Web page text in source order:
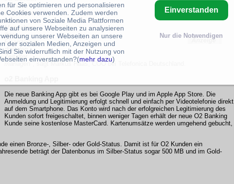
und die Art
und Weise,
wie
Menschen
ihre
Finanzen im
digitalen
Zeitalter
managen", sagt Markus Haas, COO bei Telefonica Deutschland.
Die neue Banking App gibt es bei Google Play und im Apple App Store. Die
Anmeldung und Legitimierung erfolgt schnell und einfach per Videotelefonie direkt
auf dem Smartphone. Das Konto wird nach der erfolgreichen Legitimierung des
Kunden sofort freigeschaltet, binnen weniger Tagen erhält der neue O2 Banking
Kunde seine kostenlose MasterCard. Kartenumsätze werden umgehend gebucht,
einen Bronze-, Silber- oder Gold-Status. Damit ist für O2 Kunden ein
beträgt der Datenbonus im Silber-Status sogar 500 MB und im Gold-
für Sie optimieren und personalisieren
Cookies verwenden. Zudem werden
von Soziale Media Plattformen
auf unsere Webseiten zu analysieren
unserer Webseiten an unsere
der sozialen Medien, Anzeigen und
Sie widerruflich mit der Nutzung von
einverstanden?(mehr dazu)
Einverstanden
Nur die Notwendigen